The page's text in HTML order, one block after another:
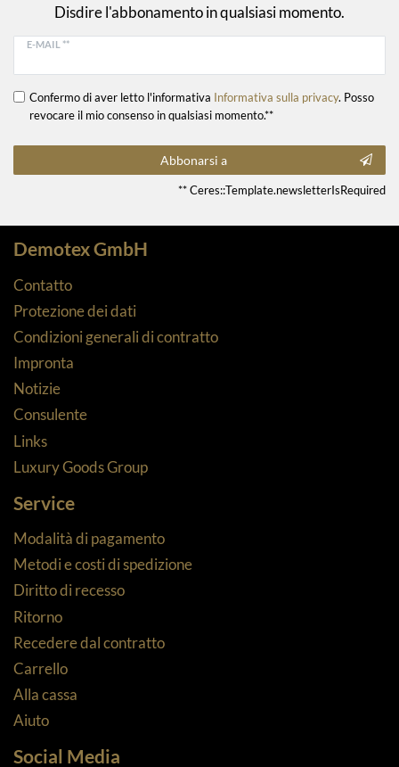
Disdire l'abbonamento in qualsiasi momento.
E-MAIL **
Confermo di aver letto l'informativa Informativa sulla privacy. Posso
revocare il mio consenso in qualsiasi momento.**
Abbonarsi a
** Ceres::Template.newsletterIsRequired
Demotex GmbH
Contatto
Protezione dei dati
Condizioni generali di contratto
Impronta
Notizie
Consulente
Links
Luxury Goods Group
Service
Modalità di pagamento
Metodi e costi di spedizione
Diritto di recesso
Ritorno
Recedere dal contratto
Carrello
Alla cassa
Aiuto
Social Media